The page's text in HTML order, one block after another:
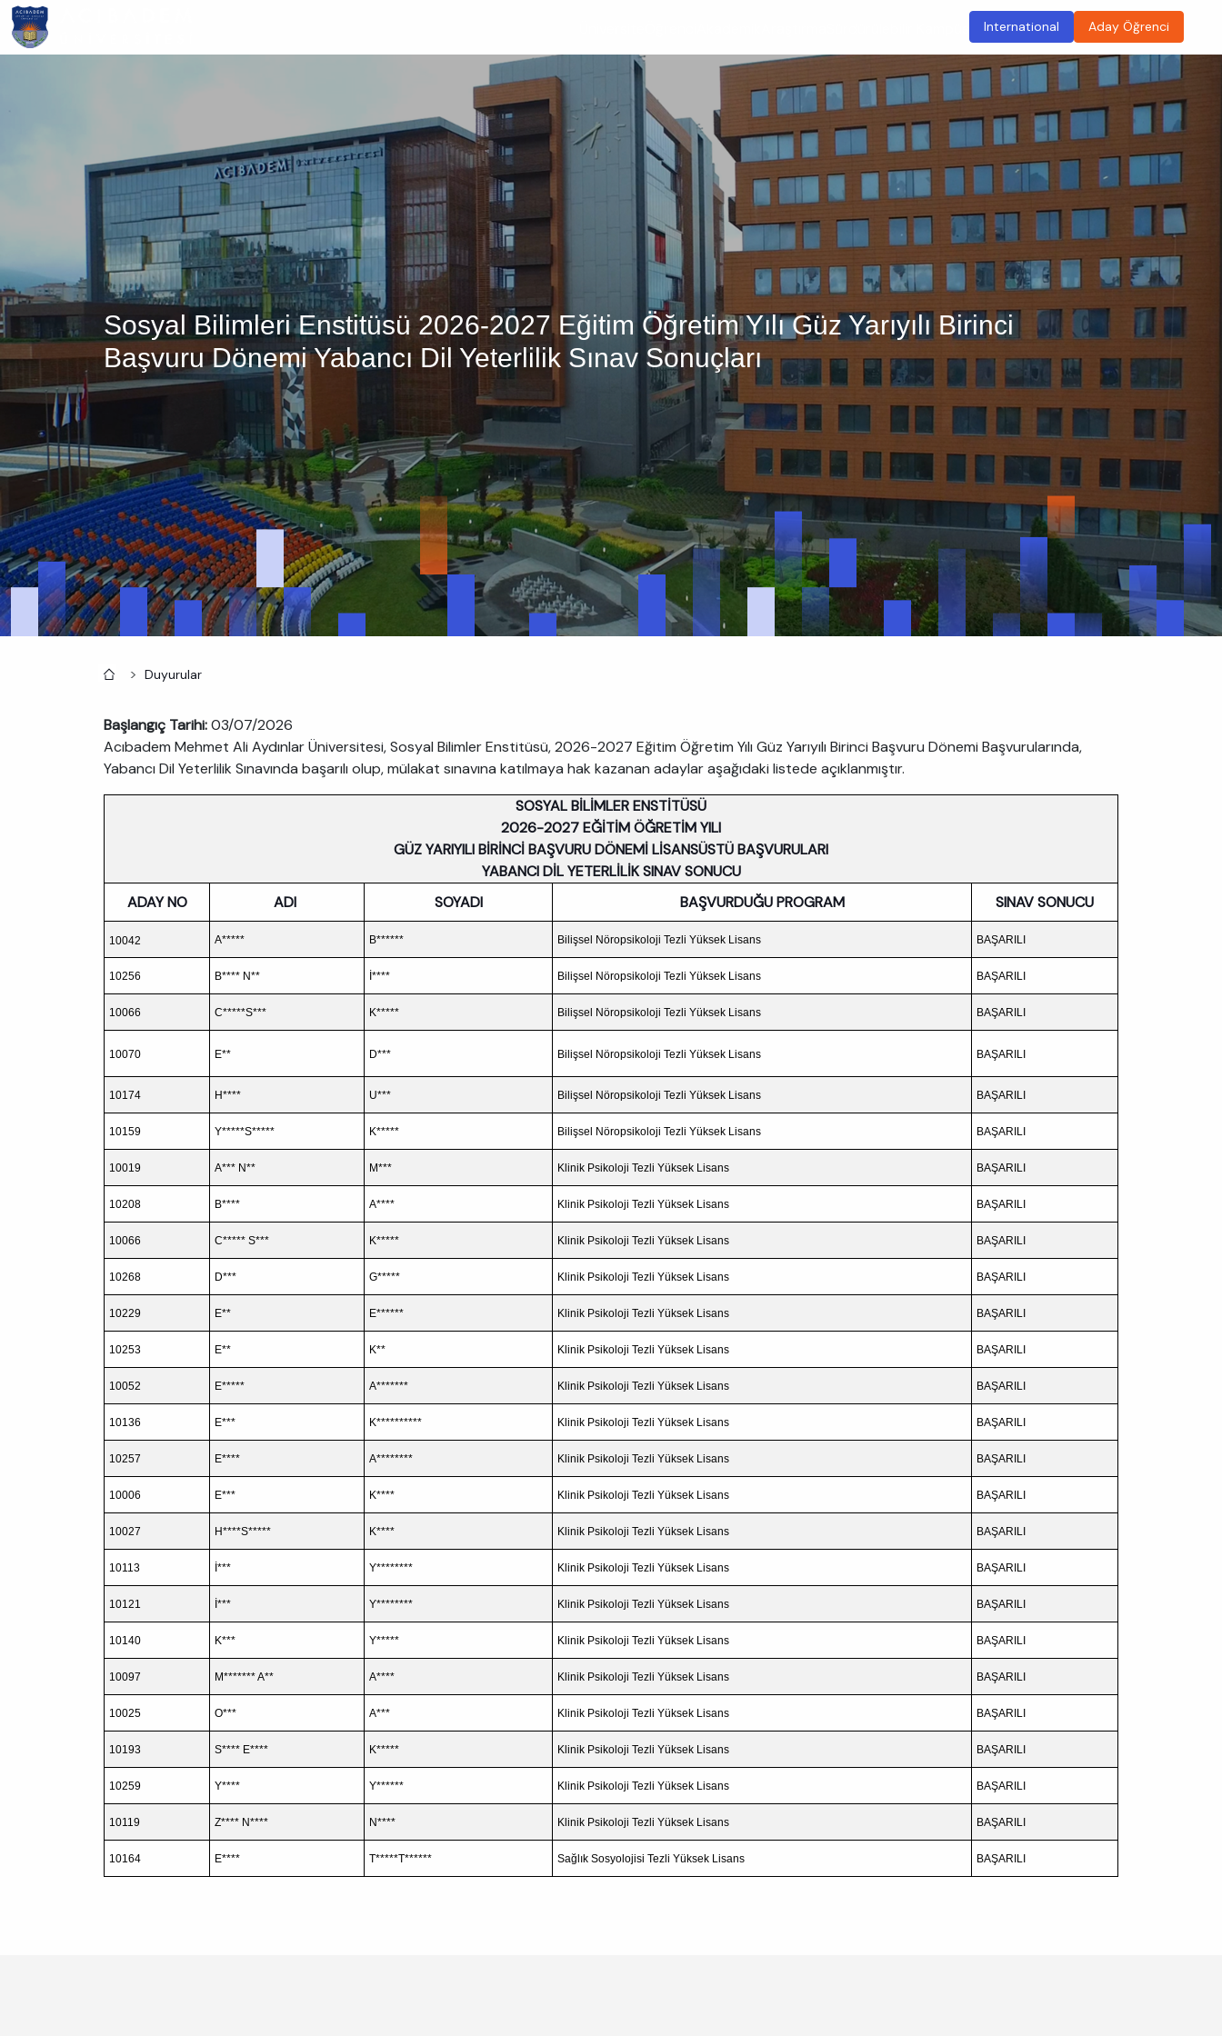
Ana
içeriğe
atla
International Aday Öğrenci
Sosyal Bilimleri Enstitüsü 2026-2027 Eğitim Öğretim Yılı Güz Yarıyılı Birinci
Başvuru Dönemi Yabancı Dil Yeterlilik Sınav Sonuçları
AnasayfaDuyurular
Başlangıç Tarihi:03/07/2026
Acıbadem Mehmet Ali Aydınlar Üniversitesi, Sosyal Bilimler Enstitüsü, 2026-2027 Eğitim Öğretim Yılı Güz Yarıyılı Birinci Başvuru Dönemi Başvurularında,
Yabancı Dil Yeterlilik Sınavında başarılı olup, mülakat sınavına katılmaya hak kazanan adaylar aşağıdaki listede açıklanmıştır.
SOSYAL BİLİMLER ENSTİTÜSÜ
2026-2027 EĞİTİM ÖĞRETİM YILI
GÜZ YARIYILI BİRİNCİ BAŞVURU DÖNEMİ LİSANSÜSTÜ BAŞVURULARI
YABANCI DİL YETERLİLİK SINAV SONUCU
ADAY NO
ADI SOYADI BAŞVURDUĞU PROGRAM SINAV SONUCU
10042 A***** B****** Bilişsel Nöropsikoloji Tezli Yüksek Lisans BAŞARILI
10256 B**** N** İ**** Bilişsel Nöropsikoloji Tezli Yüksek Lisans BAŞARILI
10066 C*****S*** K***** Bilişsel Nöropsikoloji Tezli Yüksek Lisans BAŞARILI
10070 E** D*** Bilişsel Nöropsikoloji Tezli Yüksek Lisans BAŞARILI
10174 H**** U*** Bilişsel Nöropsikoloji Tezli Yüksek Lisans BAŞARILI
10159 Y*****S***** K***** Bilişsel Nöropsikoloji Tezli Yüksek Lisans BAŞARILI
10019 A*** N** M*** Klinik Psikoloji Tezli Yüksek Lisans BAŞARILI
10208 B**** A**** Klinik Psikoloji Tezli Yüksek Lisans BAŞARILI
10066 C***** S*** K***** Klinik Psikoloji Tezli Yüksek Lisans BAŞARILI
10268 D*** G***** Klinik Psikoloji Tezli Yüksek Lisans BAŞARILI
10229 E** E****** Klinik Psikoloji Tezli Yüksek Lisans BAŞARILI
10253 E** K** Klinik Psikoloji Tezli Yüksek Lisans BAŞARILI
10052 E***** A******* Klinik Psikoloji Tezli Yüksek Lisans BAŞARILI
10136 E*** K********** Klinik Psikoloji Tezli Yüksek Lisans BAŞARILI
10257 E**** A******** Klinik Psikoloji Tezli Yüksek Lisans BAŞARILI
10006 E*** K**** Klinik Psikoloji Tezli Yüksek Lisans BAŞARILI
10027 H****S***** K**** Klinik Psikoloji Tezli Yüksek Lisans BAŞARILI
10113 İ*** Y******** Klinik Psikoloji Tezli Yüksek Lisans BAŞARILI
10121 İ*** Y******** Klinik Psikoloji Tezli Yüksek Lisans BAŞARILI
10140 K*** Y***** Klinik Psikoloji Tezli Yüksek Lisans BAŞARILI
10097 M******* A** A**** Klinik Psikoloji Tezli Yüksek Lisans BAŞARILI
10025 O*** A*** Klinik Psikoloji Tezli Yüksek Lisans BAŞARILI
10193 S**** E**** K***** Klinik Psikoloji Tezli Yüksek Lisans BAŞARILI
10259 Y**** Y****** Klinik Psikoloji Tezli Yüksek Lisans BAŞARILI
10119 Z**** N**** N**** Klinik Psikoloji Tezli Yüksek Lisans BAŞARILI
10164 E**** T*****T****** Sağlık Sosyolojisi Tezli Yüksek Lisans BAŞARILI